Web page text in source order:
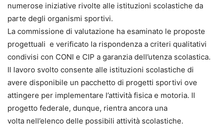
numerose iniziative rivolte alle istituzioni scolastiche da
parte degli organismi sportivi.
La commissione di valutazione ha esaminato le proposte
progettuali e verificato la rispondenza a criteri qualitativi
condivisi con CONI e CIP a garanzia dell’utenza scolastica.
Il lavoro svolto consente alle istituzioni scolastiche di
avere disponibile un pacchetto di progetti sportivi ove
attingere per implementare l’attività fisica e motoria. Il
progetto federale, dunque, rientra ancora una
volta nell’elenco delle possibili attività scolastiche.